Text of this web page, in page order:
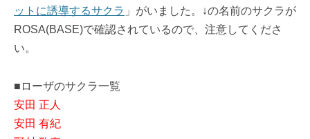
ットに誘導するサクラ 」がいました。↓の名前のサクラが
ROSA(BASE)で確認されているので、注意してくださ
い。
■ローザのサクラ一覧
安田 正人
安田 有紀